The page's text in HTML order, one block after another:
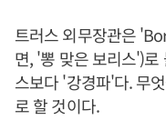
트러스 외무장관은
면, '뽕 맞은 보리스')로
스보다 '강경파'다. 무
로 할 것이다.